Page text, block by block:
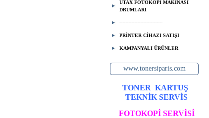
UTAX FOTOKOPİ MAKİNASI
DRUMLARI
-----------------------------
PRİNTER CİHAZI SATIŞI
KAMPANYALI ÜRÜNLER
www.tonersiparis.com
TONER KARTUŞ
TEKNİK SERVİS
FOTOKOPİ SERVİSİ